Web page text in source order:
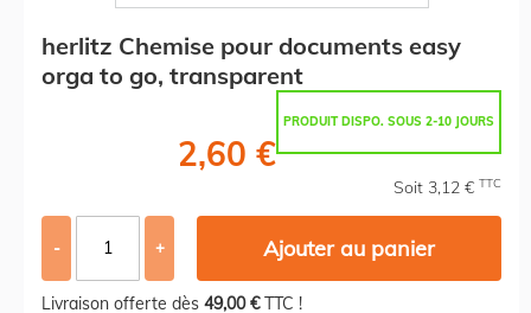
herlitz Chemise pour documents easy
orga to go, transparent
PRODUIT DISPO. SOUS 2-10 JOURS
2,60 €
Soit 3,12 € TTC
- + Ajouter au panier
Livraison offerte dès 49,00 €TTC !